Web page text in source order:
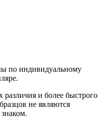
по индивидуальному
и более быстрого
не являются